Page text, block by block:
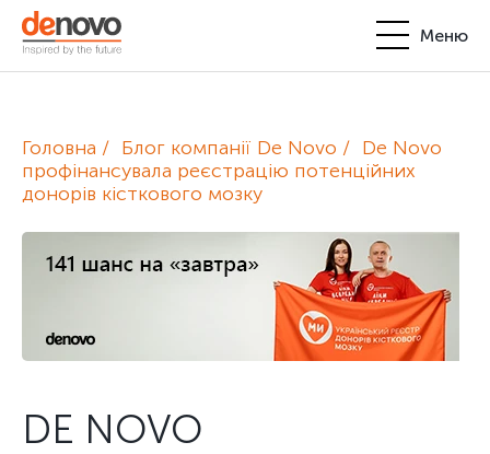
Меню
De Novo
Блог
Контакти
+380-44-200-93-39
Головна Блог компанії De Novo
De Novo
профінансувала реєстрацію потенційних
донорів кісткового мозку
DE NOVO